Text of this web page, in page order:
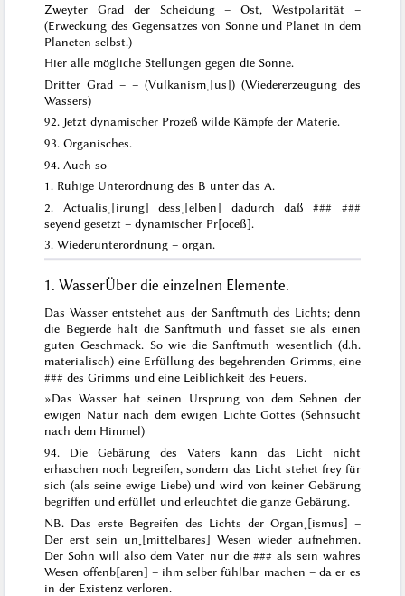
Zweyter Grad der Scheidung – Ost, Westpolarität –
(Erweckung des Gegensatzes von Sonne und Planet in dem
Planeten selbst.)
Hier alle mögliche Stellungen gegen die Sonne.
Dritter Grad – – (Vulkanism˖[us]) (Wiedererzeugung des
Wassers)
92. Jetzt dynamischer Prozeß wilde Kämpfe der Materie.
93. Organisches.
94. Auch so
1. Ruhige Unterordnung des B unter das A.
2. Actualis˖[irung] dess˖[elben] dadurch daß### ###
seyend gesetzt – dynamischer Pr[oceß].
3. Wiederunterordnung – organ.
1.WasserÜber die einzelnen Elemente.
DasWasser entstehet aus der Sanftmuth des Lichts; denn
die Begierde hält die Sanftmuth und fasset sie als einen
guten Geschmack. So wie die Sanftmuth wesentlich (d.h.
materialisch) eine Erfüllung des begehrenden Grimms, eine
### des Grimms und eine Leiblichkeit des Feuers.
»Das Wasser hat seinen Ursprung von dem Sehnen der
ewigen Natur nach dem ewigen Lichte Gottes (Sehnsucht
nach dem Himmel)
94. Die Gebärung des Vaters kann das Licht nicht
erhaschen noch begreifen, sondern das Licht stehet frey für
sich (als seine ewige Liebe) und wird von keiner Gebärung
begriffen und erfüllet und erleuchtet die ganze Gebärung.
NB. Das erste Begreifen des Lichts der Organ˖[ismus] –
Der erst sein un˖[mittelbares] Wesen wieder aufnehmen.
Der Sohn will also dem Vater nur die ### als sein wahres
Wesen offenb[aren] – ihm selber fühlbar machen – da er es
in der Existenz verloren.